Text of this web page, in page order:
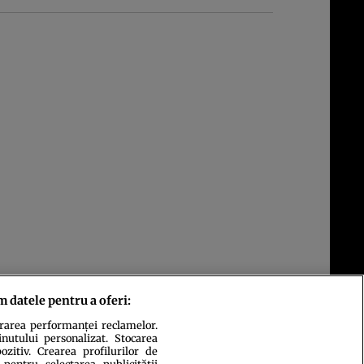
datele pentru a oferi:
performanței reclamelor.
personalizat. Stocarea
Crearea profilurilor de